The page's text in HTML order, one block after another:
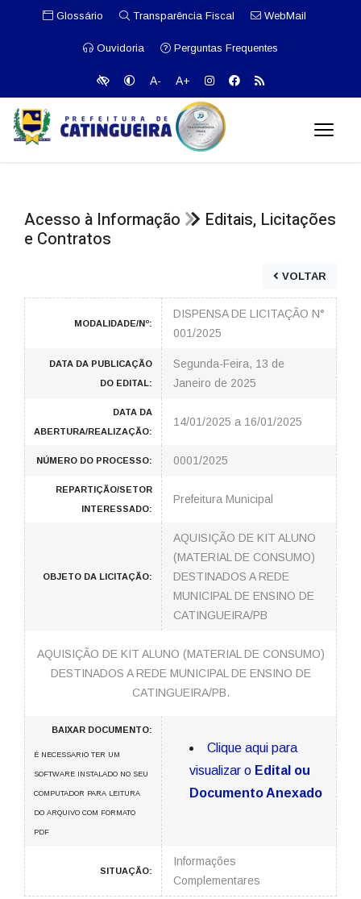
Glossário Transparência Fiscal WebMail
Ouvidoria Perguntas Frequentes
A- A+
Acesso à Informação
Editais, Licitações
e Contratos
VOLTAR
MODALIDADE/Nº:
DISPENSA DE LICITAÇÃO N°
001/2025
DATA DA PUBLICAÇÃO
DO EDITAL:
Segunda-Feira, 13 de
Janeiro de 2025
DATA DA
ABERTURA/REALIZAÇÃO:
14/01/2025 a 16/01/2025
NÚMERO DO PROCESSO: 0001/2025
REPARTIÇÃO/SETOR
INTERESSADO:
Prefeitura Municipal
OBJETO DA LICITAÇÃO:
AQUISIÇÃO DE KIT ALUNO
(MATERIAL DE CONSUMO)
DESTINADOS A REDE
MUNICIPAL DE ENSINO DE
CATINGUEIRA/PB
AQUISIÇÃO DE KIT ALUNO (MATERIAL DE CONSUMO)
DESTINADOS A REDE MUNICIPAL DE ENSINO DE
CATINGUEIRA/PB.
BAIXAR DOCUMENTO:
É NECESSARIO TER UM
SOFTWARE INSTALADO NO SEU
COMPUTADOR PARA LEITURA
DO ARQUIVO COM FORMATO
PDF
Clique aqui para
visualizar o Edital ou
Documento Anexado
SITUAÇÃO:
Informações
Complementares